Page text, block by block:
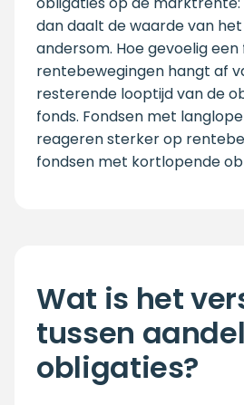
dan daalt de waarde van
andersom. Hoe gevoelig een
rentebewegingen hangt af
resterende looptijd van de
fonds. Fondsen met
reageren sterker op
fondsen met kortlopende
Wat is het
tussen
obligaties?